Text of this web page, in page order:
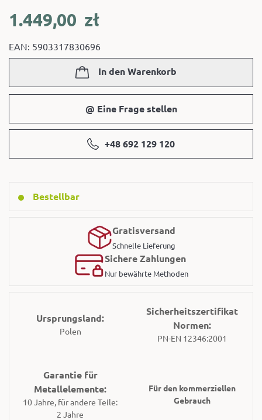
1.449,00 zł
EAN: 5903317830696
In den Warenkorb
@ Eine Frage stellen
+48 692 129 120
Bestellbar
Gratisversand
Schnelle Lieferung
Sichere Zahlungen
Nur bewährte Methoden
Ursprungsland:
Polen
Sicherheitszertifikat
Normen:
PN-EN 12346:2001
Garantie für
Metallelemente:
10 Jahre, für andere Teile:
2 Jahre
Für den kommerziellen
Gebrauch